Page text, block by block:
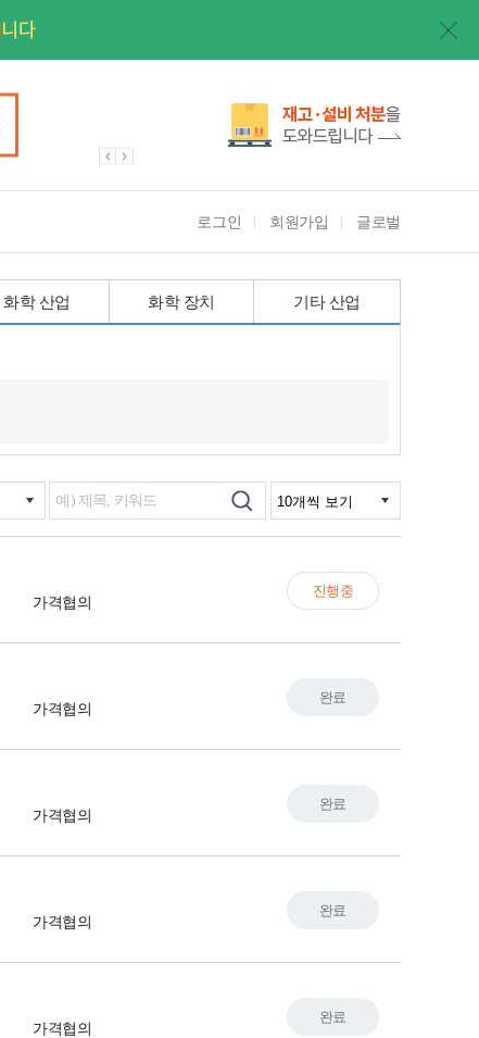
로그인 회원가입 글로벌
화학 산업 화학 장치 기타 산업
가격협의
진행중
가격협의
완료
가격협의
완료
가격협의
완료
가격협의
완료